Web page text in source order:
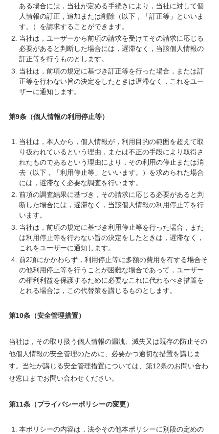
ある場合には，当社が定める手続きにより，当社に対して個
人情報の訂正，追加または削除（以下，「訂正等」といいま
す。）を請求することができます。
当社は，ユーザーから前項の請求を受けてその請求に応じる
必要があると判断した場合には，遅滞なく，当該個人情報の
訂正等を行うものとします。
当社は，前項の規定に基づき訂正等を行った場合，または訂
正等を行わない旨の決定をしたときは遅滞なく，これをユー
ザーに通知します。
第9条（個人情報の利用停止等）
当社は，本人から，個人情報が，利用目的の範囲を超えて取
り扱われているという理由，または不正の手段により取得さ
れたものであるという理由により，その利用の停止または消
去（以下，「利用停止等」といいます。）を求められた場合
には，遅滞なく必要な調査を行います。
前項の調査結果に基づき，その請求に応じる必要があると判
断した場合には，遅滞なく，当該個人情報の利用停止等を行
います。
当社は，前項の規定に基づき利用停止等を行った場合，また
は利用停止等を行わない旨の決定をしたときは，遅滞なく，
これをユーザーに通知します。
前2項にかかわらず，利用停止等に多額の費用を有する場合そ
の他利用停止等を行うことが困難な場合であって，ユーザー
の権利利益を保護するために必要なこれに代わるべき措置を
とれる場合は，この代替策を講じるものとします。
第10条（安全管理措置）
当社は，その取り扱う個人情報の漏洩、滅失又は既存の防止その
他個人情報の安全管理のために、必要かつ適切な措置を講じま
す。当社が講じる安全管理措置については、第12条のお問い合わ
せ窓口までお問い合わせください。
第11条（プライバシーポリシーの変更）
本ポリシーの内容は，法令その他本ポリシーに別段の定めの